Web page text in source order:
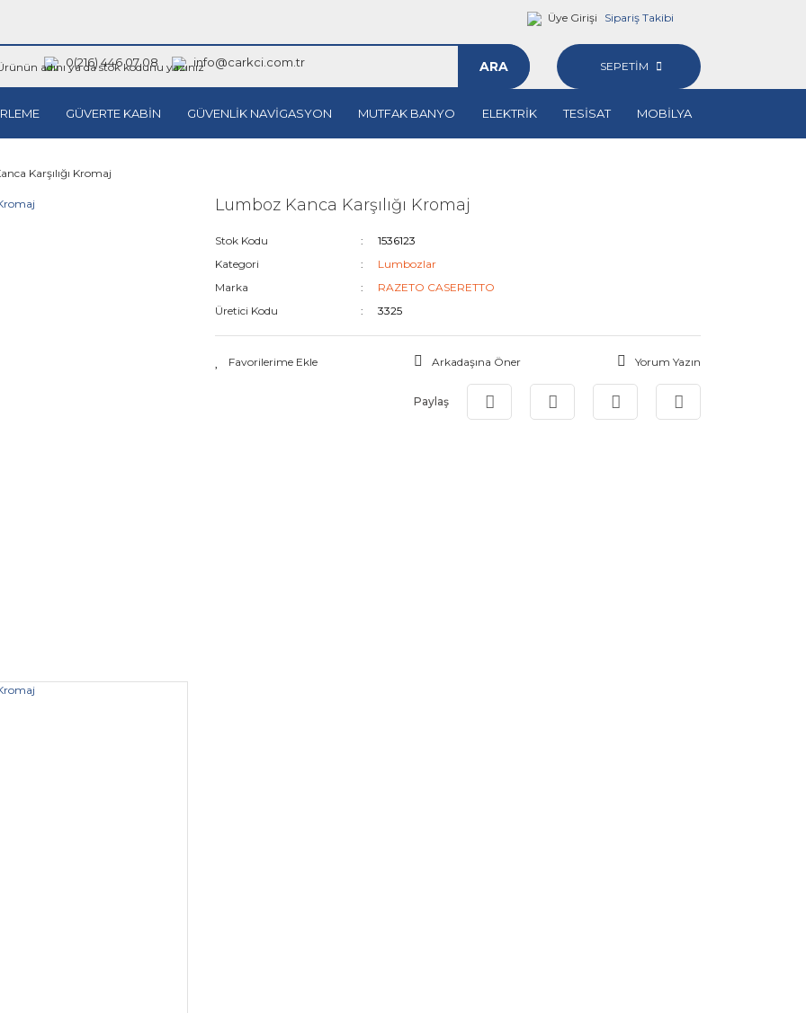
Üye Girişi Sipariş Takibi
0(216) 446 07 08 info@carkci.com.tr ARA SEPETİM
GÜVERTE KABİN GÜVENLİK NAVİGASYON MUTFAK BANYO ELEKTRİK TESİSAT MOBİLYA
Karşılığı Kromaj
Lumboz Kanca Karşılığı Kromaj
Stok Kodu
1536123
Kategori
Lumbozlar
Marka
RAZETO CASERETTO
Üretici Kodu
3325
Arkadaşına Öner Yorum Yazın
Paylaş